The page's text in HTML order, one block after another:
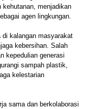
kehutanan, menjadikan
agen lingkungan.
di kalangan masyarakat
kebersihan. Salah
kepedulian generasi
sampah plastik,
kelestarian
sama dan berkolaborasi